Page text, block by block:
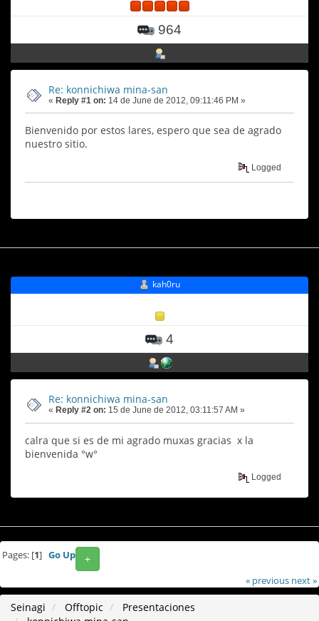
964
Re: konnichiwa mina-san
« Reply #1 on: 14 de June de 2012, 09:11:46 PM »
Bienvenido por estos lares, espero que sea de agrado
nuestro sitio.
Logged
kah0ru
4
Re: konnichiwa mina-san
« Reply #2 on: 15 de June de 2012, 03:11:57 AM »
calra que si es de mi agrado muxas gracias x la
bienvenida °w°
Logged
+
Pages: [1] Go Up
« previous next »
Seinagi Offtopic
Presentaciones